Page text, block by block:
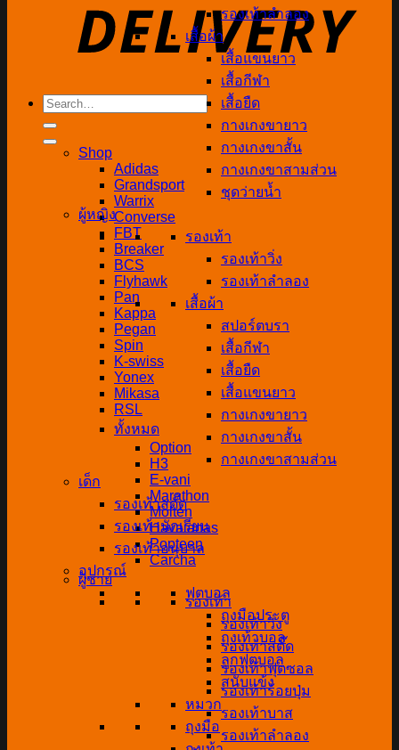
Search
for:
Shop
Adidas
Grandsport
Warrix
Converse
FBT
Breaker
BCS
Flyhawk
Pan
Kappa
Pegan
Spin
K-swiss
Yonex
Mikasa
RSL
ทั้งหมด
Option
H3
E-vani
Marathon
Molten
Havaianas
Popteen
Carcha
ผู้ชาย
รองเท้า
รองเท้าวิ่ง
รองเท้าสตั๊ด
รองเท้าฟุตซอล
รองเท้าร้อยปุ่ม
รองเท้าบาส
รองเท้าลำลอง
รองเท้าลำลอง
เสื้อผ้า
เสื้อแขนยาว
เสื้อกีฬา
เสื้อยืด
กางเกงขายาว
กางเกงขาสั้น
กางเกงขาสามส่วน
ชุดว่ายน้ำ
ผู้หญิง
รองเท้า
รองเท้าวิ่ง
รองเท้าลำลอง
เสื้อผ้า
สปอร์ตบรา
เสื้อกีฬา
เสื้อยืด
เสื้อแขนยาว
กางเกงขายาว
กางเกงขาสั้น
กางเกงขาสามส่วน
เด็ก
รองเท้าสตั๊ด
รองเท้านักเรียน
รองเท้าอนุบาล
อุปกรณ์
ฟุตบอล
ถุงมือประตู
ถุงเท้าบอล
ลูกฟุตบอล
สนับแข้ง
หมวก
ถุงมือ